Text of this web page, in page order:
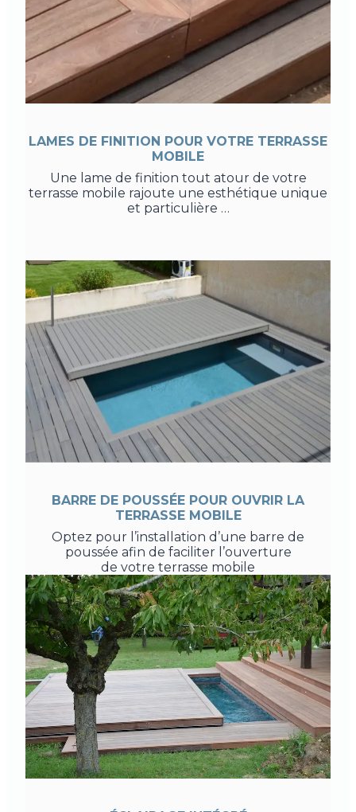
LAMES DE FINITION POUR VOTRE TERRASSE
MOBILE
Une lame de finition tout atour de votre
terrasse mobile rajoute une esthétique unique
et particulière …
BARRE DE POUSSÉE POUR OUVRIR LA
TERRASSE MOBILE
Optez pour l’installation d’une barre de
poussée afin de faciliter l’ouverture
de votre terrasse mobile